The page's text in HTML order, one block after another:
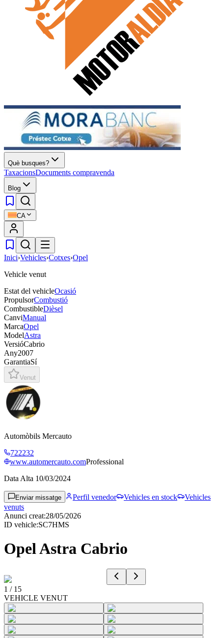
Què busques?
TaxacionsDocuments compravenda
Blog
CA
Inici›Vehicles›Cotxes›Opel
Vehicle venut
Estat del vehicleOcasió
PropulsorCombustió
CombustibleDièsel
CanviManual
MarcaOpel
ModelAstra
VersióCabrio
Any2007
GarantiaSí
Venut
Automòbils Mercauto
722232
www.automercauto.comProfessional
Data Alta 10/03/2024
Enviar missatge Perfil venedor Vehicles en stock
Vehicles
venuts
Anunci creat:28/05/2026
ID vehicle:SC7HMS
Opel Astra Cabrio
1 / 15
VEHICLE VENUT